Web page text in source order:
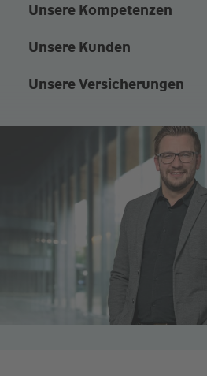
Unsere Kompetenzen
Unsere Kunden
Unsere Versicherungen